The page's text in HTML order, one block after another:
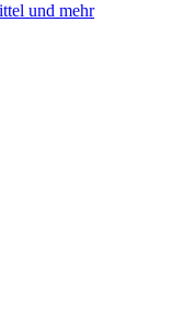
und mehr